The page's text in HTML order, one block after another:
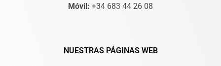
Móvil: +34 683 44 26 08
NUESTRAS PÁGINAS WEB